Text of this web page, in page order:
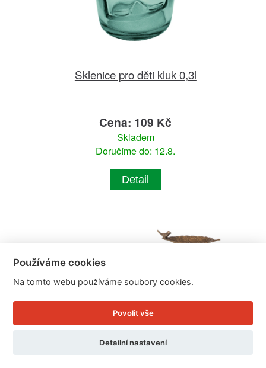
Sklenice pro děti kluk 0,3l
Cena: 109 Kč
Skladem
Doručíme do: 12.8.
Detail
Používáme cookies
Na tomto webu používáme soubory cookies.
Povolit vše
Detailní nastavení